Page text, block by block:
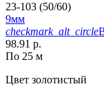
23-103 (50/60)
9мм
checkmark_alt_circle
98.91 р.
По 25 м
Цвет золотистый